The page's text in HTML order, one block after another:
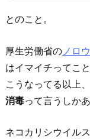
とのこと。
厚生労働省の ノロ
はイマイチってこ
こうなってる以上、
消毒って言うしか
ネコカリシウイル